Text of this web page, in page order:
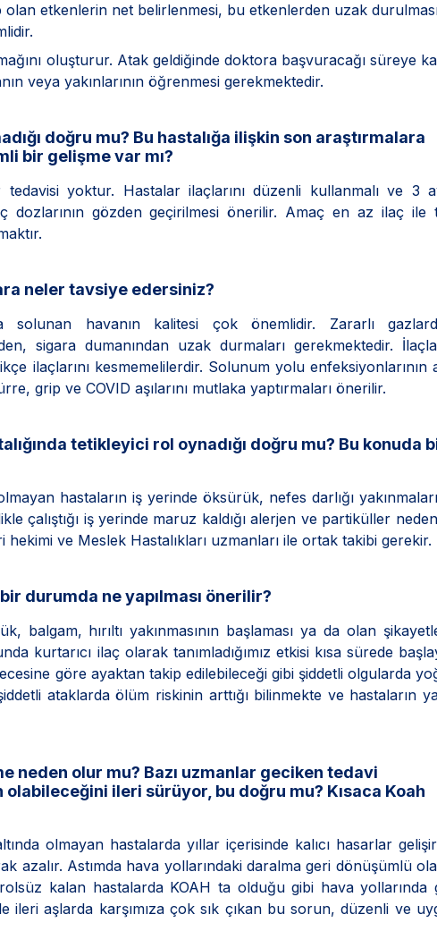
olan etkenlerin net belirlenmesi, bu etkenlerden uzak
oluşturur. Atak geldiğinde doktora başvuracağı süreye
veya yakınlarının öğrenmesi gerekmektedir.
doğru mu? Bu hastalığa ilişkin son araştırmalara
bir gelişme var mı?
yoktur. Hastalar ilaçlarını düzenli kullanmalı ve 3
dozlarının gözden geçirilmesi önerilir. Amaç en az ilaç ile
neler tavsiye edersiniz?
solunan havanın kalitesi çok önemlidir. Zararlı
sigara dumanından uzak durmaları gerekmektedir.
ilaçlarını kesmemelilerdir. Solunum yolu enfeksiyonlarının
grip ve COVID aşılarını mutlaka yaptırmaları önerilir.
tetikleyici rol oynadığı doğru mu? Bu konuda
hastaların iş yerinde öksürük, nefes darlığı
çalıştığı iş yerinde maruz kaldığı alerjen ve partiküller
hekimi ve Meslek Hastalıkları uzmanları ile ortak takibi gerekir.
durumda ne yapılması önerilir?
balgam, hırıltı yakınmasının başlaması ya da olan
kurtarıcı ilaç olarak tanımladığımız etkisi kısa sürede
göre ayaktan takip edilebileceği gibi şiddetli olgularda
ataklarda ölüm riskinin arttığı bilinmekte ve hastaların
neden olur mu? Bazı uzmanlar geciken tedavi
olabileceğini ileri sürüyor, bu doğru mu? Kısaca Koah
olmayan hastalarda yıllar içerisinde kalıcı hasarlar
azalır. Astımda hava yollarındaki daralma geri dönüşümlü
kalan hastalarda KOAH ta olduğu gibi hava yollarında
ileri aşlarda karşımıza çok sık çıkan bu sorun, düzenli ve